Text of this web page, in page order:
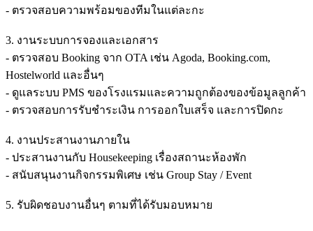
- ตรวจสอบความพร้อมของทีมในแต่ละกะ
3. งานระบบการจองและเอกสาร
- ตรวจสอบ Booking จาก OTA เช่น Agoda, Booking.com,
Hostelworld และอื่นๆ
- ดูแลระบบ PMS ของโรงแรมและความถูกต้องของข้อมูลลูกค้า
- ตรวจสอบการรับชำระเงิน การออกใบเสร็จ และการปิดกะ
4. งานประสานงานภายใน
- ประสานงานกับ Housekeeping เรื่องสถานะห้องพัก
- สนับสนุนงานกิจกรรมพิเศษ เช่น Group Stay / Event
5. รับผิดชอบงานอื่นๆ ตามที่ได้รับมอบหมาย